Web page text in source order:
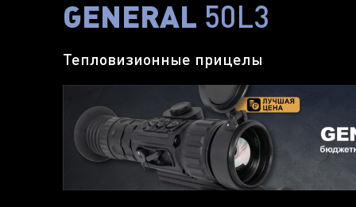
GENERAL 50L3
Тепловизионные прицелы